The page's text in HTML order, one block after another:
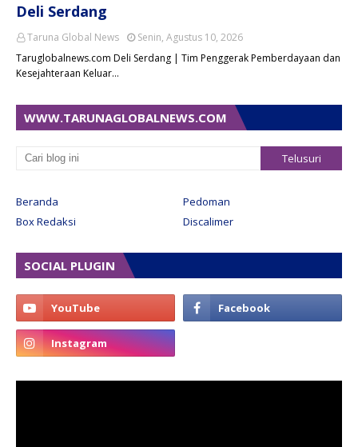
Deli Serdang
Taruna Global News
Senin, Agustus 10, 2026
Taruglobalnews.com Deli Serdang | Tim Penggerak Pemberdayaan dan
Kesejahteraan Keluar…
WWW.TARUNAGLOBALNEWS.COM
Beranda
Pedoman
Box Redaksi
Discalimer
SOCIAL PLUGIN